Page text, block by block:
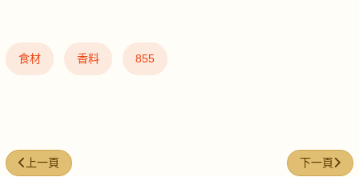
食材 香料 855
上一篇文章: 腐竹 (Bean Curd Stick)
上一頁 下一篇文
下一頁